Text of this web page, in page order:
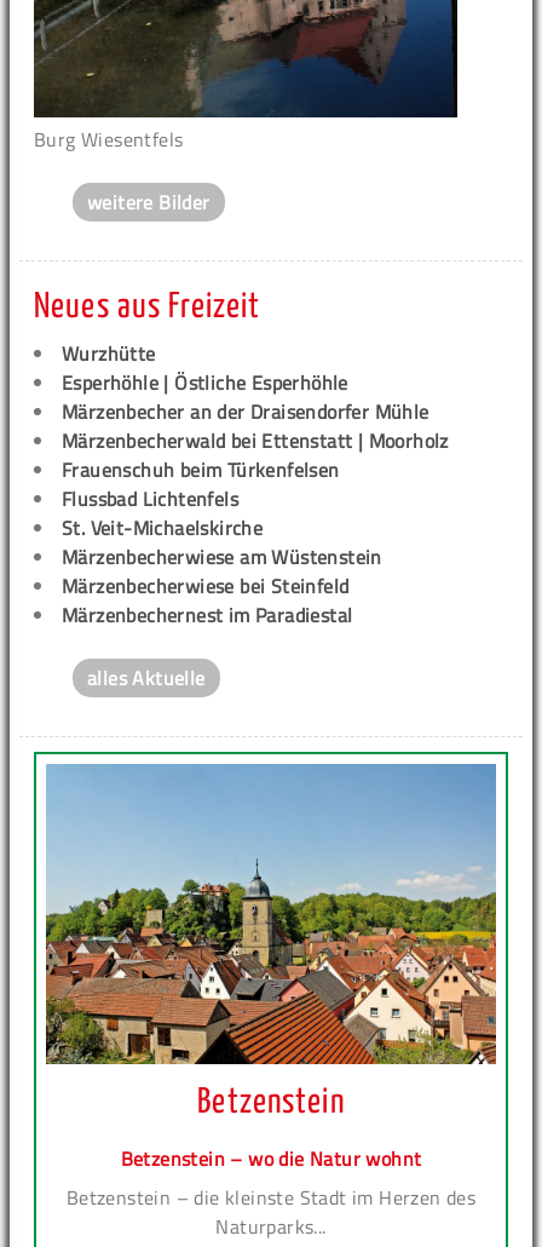
Burg Wiesentfels
weitere Bilder
Neues aus Freizeit
Wurzhütte
Esperhöhle | Östliche Esperhöhle
Märzenbecher an der Draisendorfer Mühle
Märzenbecherwald bei Ettenstatt | Moorholz
Frauenschuh beim Türkenfelsen
Flussbad Lichtenfels
St. Veit-Michaelskirche
Märzenbecherwiese am Wüstenstein
Märzenbecherwiese bei Steinfeld
Märzenbechernest im Paradiestal
alles Aktuelle
Betzenstein
Betzenstein – wo die Natur wohnt
Betzenstein – die kleinste Stadt im Herzen des
Naturparks...